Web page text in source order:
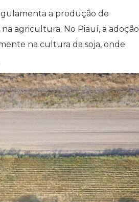
a produção de
agricultura. No Piauí, a adoção
na cultura da soja, onde